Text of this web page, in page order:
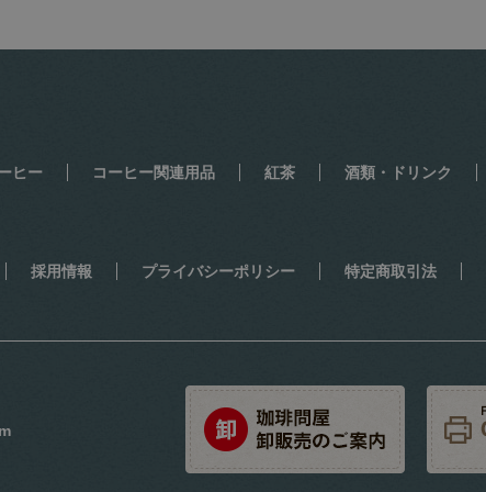
ヒー コーヒー関連用品 紅茶 酒類・ドリンク
採用情報 プライバシーポリシー 特定商取引法